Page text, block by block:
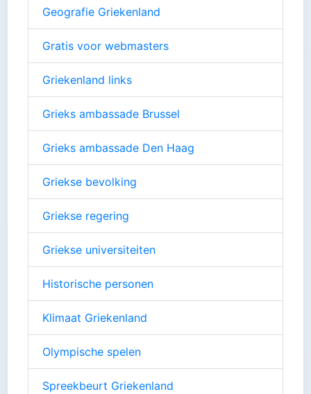
Geografie Griekenland
Gratis voor webmasters
Griekenland links
Grieks ambassade Brussel
Grieks ambassade Den Haag
Griekse bevolking
Griekse regering
Griekse universiteiten
Historische personen
Klimaat Griekenland
Olympische spelen
Spreekbeurt Griekenland